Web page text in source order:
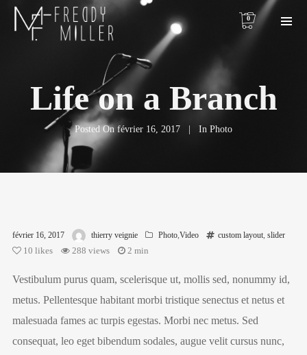
0
Life on a Branch
Posted On février 16, 2017 In Photo
février 16, 2017 thierry veignie Photo,Video custom layout, slider
10 likes 288 views 2 min
Vestibulum purus quam, scelerisque ut, mollis sed, nonummy id,
metus. Pellentesque habitant morbi tristique senectus et netus et
malesuada fames ac turpis egestas. Morbi nec metus. Sed
consequat, leo eget bibendum sodales, augue velit cursus nunc,